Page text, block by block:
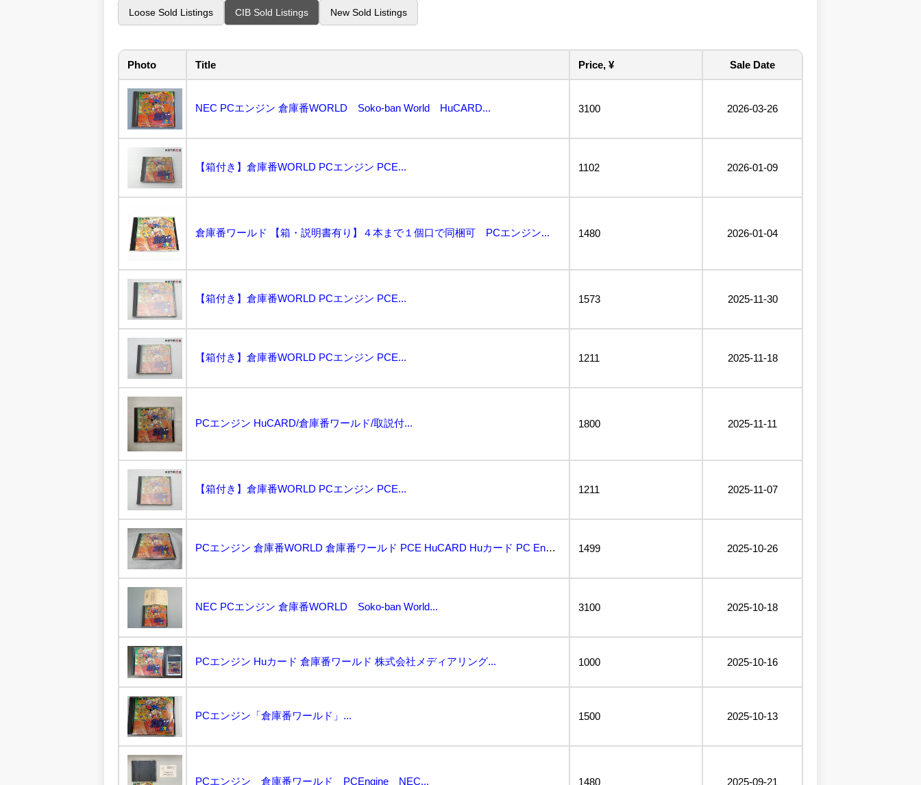
Loose Sold Listings CIB Sold Listings New Sold Listings
Photo Title Price, ¥ Sale Date
NEC PCエンジン 倉庫番WORLD Soko-ban World HuCARD... 3100 2026-03-26
【箱付き】倉庫番WORLD PCエンジン PCE... 1102 2026-01-09
倉庫番ワールド 【箱・説明書有り】４本まで１個口で同梱可 PCエンジン... 1480 2026-01-04
【箱付き】倉庫番WORLD PCエンジン PCE... 1573 2025-11-30
【箱付き】倉庫番WORLD PCエンジン PCE... 1211 2025-11-18
PCエンジン HuCARD/倉庫番ワールド/取説付... 1800 2025-11-11
【箱付き】倉庫番WORLD PCエンジン PCE... 1211 2025-11-07
PCエンジン 倉庫番WORLD 倉庫番ワールド PCE HuCARD Huカード PC Engine... 1499 2025-10-26
NEC PCエンジン 倉庫番WORLD Soko-ban World... 3100 2025-10-18
PCエンジン Huカード 倉庫番ワールド 株式会社メディアリング... 1000 2025-10-16
PCエンジン「倉庫番ワールド」... 1500 2025-10-13
PCエンジン 倉庫番ワールド PCEngine NEC... 1480 2025-09-21